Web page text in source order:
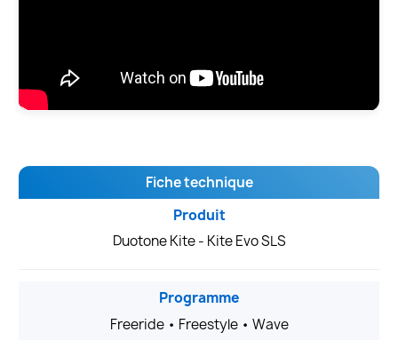
Fiche technique
Produit
Duotone Kite - Kite Evo SLS
Programme
Freeride • Freestyle • Wave